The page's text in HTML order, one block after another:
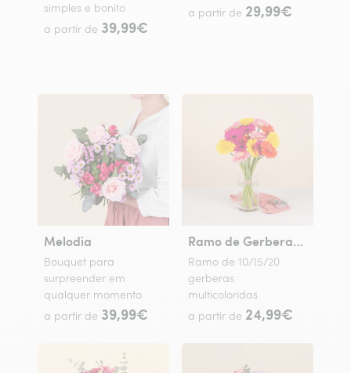
simples e bonito
a partir de 39,99€
a partir de 29,99€
Melodia
Bouquet para
surpreender em
qualquer momento
a partir de 39,99€
Ramo de Gerberas Coloridas
Ramo de 10/15/20
gerberas
multicoloridas
a partir de 24,99€